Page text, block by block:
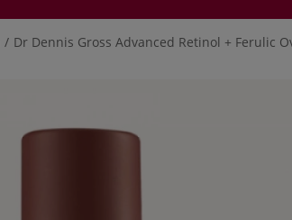
Dr Dennis Gross Advanced Retinol + Ferulic